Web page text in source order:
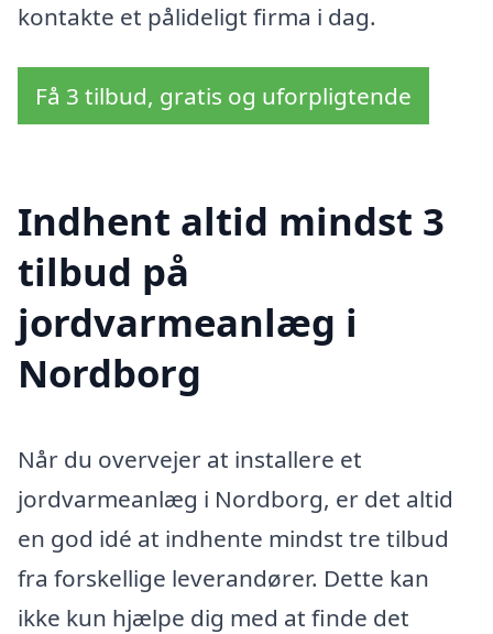
kontakte et pålideligt firma i dag.
Få 3 tilbud, gratis og uforpligtende
Indhent altid mindst 3
tilbud på
jordvarmeanlæg i
Nordborg
Når du overvejer at installere et
jordvarmeanlæg i Nordborg, er det altid
en god idé at indhente mindst tre tilbud
fra forskellige leverandører. Dette kan
ikke kun hjælpe dig med at finde det